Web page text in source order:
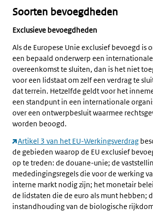
Soorten bevoegdheden
Exclusieve bevoegdheden
Als de Europese Unie exclusief bevoegd is
een bepaald onderwerp een internationale
overeenkomst te sluiten, dan is het niet
voor een lidstaat om zelf een verdrag te
dat terrein. Hetzelfde geldt voor het
een standpunt in een internationale
over een ontwerpbesluit waarmee
worden beoogd.
Artikel 3 van het EU-Werkingsverdrag
de gebieden waarop de EU exclusief
op te treden: de douane-unie; de
mededingingsregels die voor de werking
interne markt nodig zijn; het monetair
de lidstaten die de euro als munt hebben;
instandhouding van de biologische